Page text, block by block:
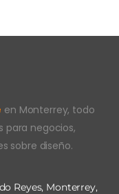
en Monterrey, todo
para negocios,
sobre diseño.
Reyes, Monterrey,